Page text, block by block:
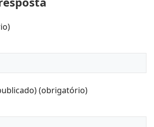
(obrigatório)